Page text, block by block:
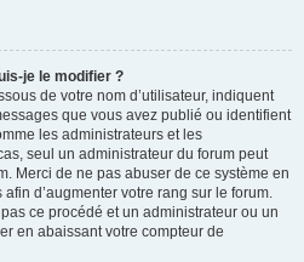
je le modifier ?
de votre nom d’utilisateur, indiquent
que vous avez publié ou identifient
les administrateurs et les
seul un administrateur du forum peut
Merci de ne pas abuser de ce système en
d’augmenter votre rang sur le forum.
ce procédé et un administrateur ou un
en abaissant votre compteur de